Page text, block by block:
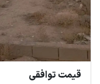
قیمت توافقی